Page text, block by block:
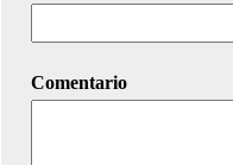
Comentario